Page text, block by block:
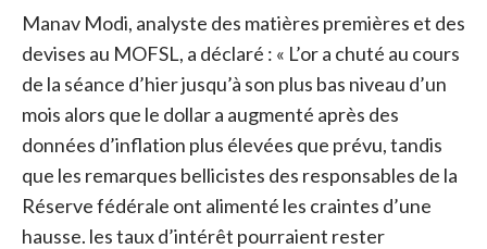
Manav Modi, analyste des matières premières et des
devises au MOFSL, a déclaré : « L’or a chuté au cours
de la séance d’hier jusqu’à son plus bas niveau d’un
mois alors que le dollar a augmenté après des
données d’inflation plus élevées que prévu, tandis
que les remarques bellicistes des responsables de la
Réserve fédérale ont alimenté les craintes d’une
hausse. les taux d’intérêt pourraient rester